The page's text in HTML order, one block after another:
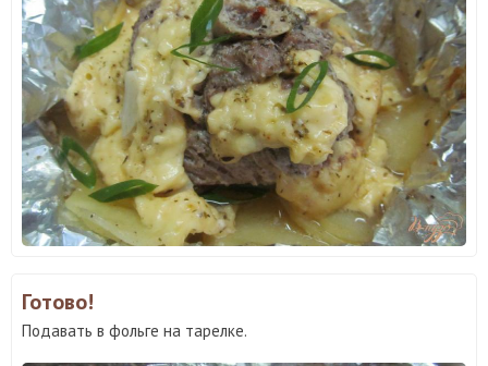
Готово!
Подавать в фольге на тарелке.